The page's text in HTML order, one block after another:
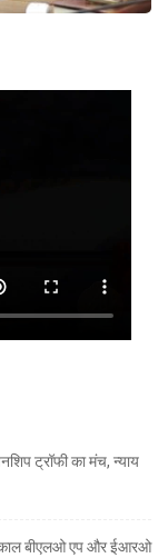
ट्रॉफी का मंच, न्याय
बीएलओ एप और ईआरओ